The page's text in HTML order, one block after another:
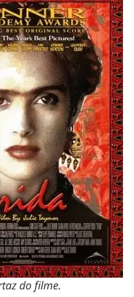
do filme.